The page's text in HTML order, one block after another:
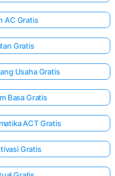
AC Gratis
Gratis
Usaha Gratis
Basa Gratis
ACT Gratis
Gratis